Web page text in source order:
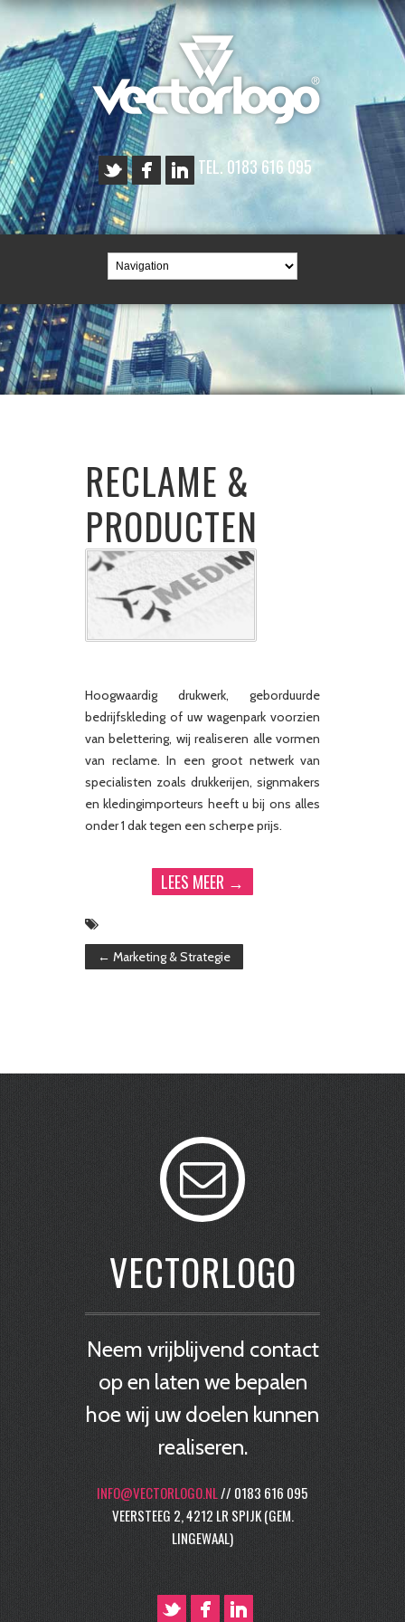
TEL. 0183 616 095
RECLAME &
PRODUCTEN
Hoogwaardig drukwerk, geborduurde
bedrijfskleding of uw wagenpark voorzien
van belettering, wij realiseren alle vormen
van reclame. In een groot netwerk van
specialisten zoals drukkerijen, signmakers
en kledingimporteurs heeft u bij ons alles
onder 1 dak tegen een scherpe prijs.
LEES MEER →
← Marketing & Strategie
VECTORLOGO
Neem vrijblijvend contact
op en laten we bepalen
hoe wij uw doelen kunnen
realiseren.
INFO@VECTORLOGO.NL// 0183 616 095
VEERSTEEG 2, 4212 LR SPIJK (GEM.
LINGEWAAL)